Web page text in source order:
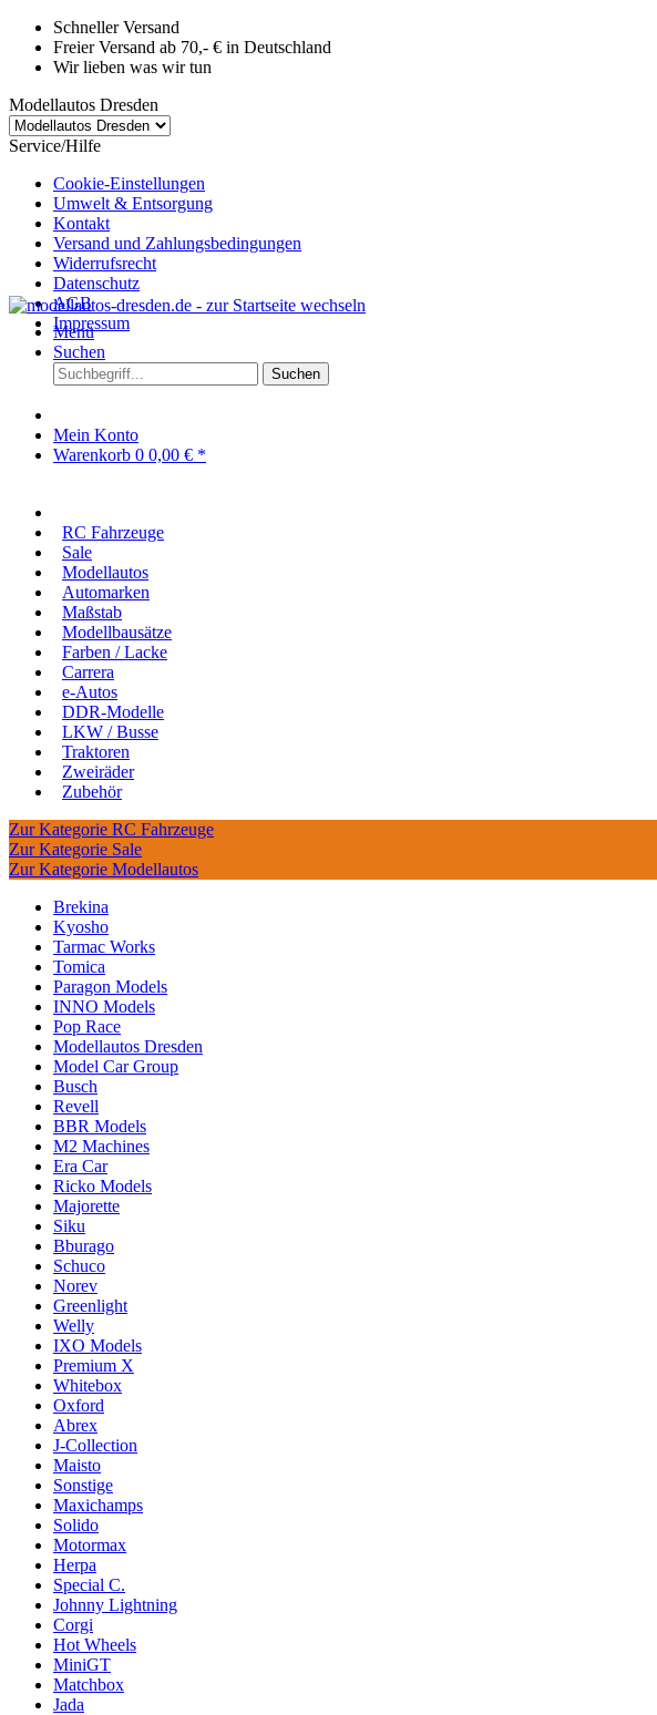
Schneller Versand
Freier Versand ab 70,- € in Deutschland
Wir lieben was wir tun
Modellautos Dresden
Service/Hilfe
Cookie-Einstellungen
Umwelt & Entsorgung
Kontakt
Versand und Zahlungsbedingungen
Widerrufsrecht
Datenschutz
AGB
Impressum
Menü
Suchen
Suchen
Mein Konto
Warenkorb 0 0,00 € *
RC Fahrzeuge
Sale
Modellautos
Automarken
Maßstab
Modellbausätze
Farben / Lacke
Carrera
e-Autos
DDR-Modelle
LKW / Busse
Traktoren
Zweiräder
Zubehör
Zur Kategorie RC Fahrzeuge
Zur Kategorie Sale
Zur Kategorie Modellautos
Brekina
Kyosho
Tarmac Works
Tomica
Paragon Models
INNO Models
Pop Race
Modellautos Dresden
Model Car Group
Busch
Revell
BBR Models
M2 Machines
Era Car
Ricko Models
Majorette
Siku
Bburago
Schuco
Norev
Greenlight
Welly
IXO Models
Premium X
Whitebox
Oxford
Abrex
J-Collection
Maisto
Sonstige
Maxichamps
Solido
Motormax
Herpa
Special C.
Johnny Lightning
Corgi
Hot Wheels
MiniGT
Matchbox
Jada